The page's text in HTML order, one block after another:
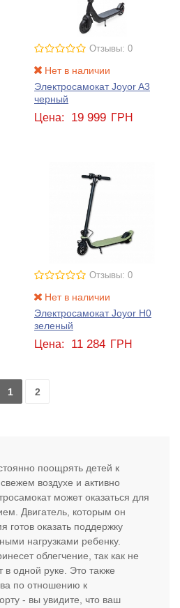
Отзывы: 0
Нет в наличии
Электросамокат Joyor A3
черный
Цена: 19 999 ГРН
Отзывы: 0
Нет в наличии
Электросамокат Joyor H0
зеленый
Цена: 11 284 ГРН
1 2
поощрять детей к
воздухе и активно
может оказаться для
Двигатель, которым он
оказать поддержку
нагрузками ребенку.
облегчение, так как не
в одной руке. Это также
по отношению к
- вы увидите, что ваш